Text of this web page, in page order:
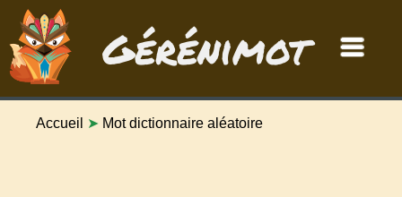
Gérénimot
Accueil ➤ Mot dictionnaire aléatoire